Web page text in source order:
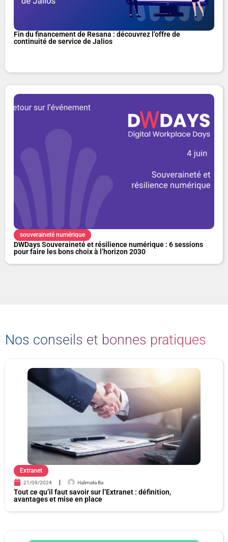
Fin du financement de Resana : découvrez l’offre de
continuité de service de Jalios
souveraineté numérique
DWDays Souveraineté et résilience numérique : 6 sessions
pour faire les bons choix à l’horizon 2030
Nos conseils et bonnes pratiques
Extranet
21/09/2024 Halimata Ba
Tout ce qu’il faut savoir sur l’Extranet : définition,
avantages et mise en place
g
e
g
e
g
e
g
e